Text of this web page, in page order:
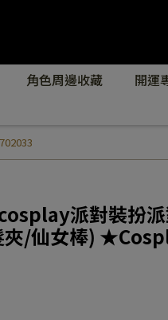
角色周邊收藏 開運
派對裝扮
夾/仙女棒)